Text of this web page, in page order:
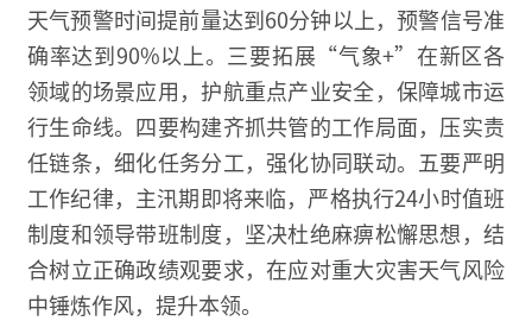
天气预警时间提前量达到60分钟以上，预警信号准
确率达到90%以上。三要拓展“气象+”在新区各
领域的场景应用，护航重点产业安全，保障城市运
行生命线。四要构建齐抓共管的工作局面，压实责
任链条，细化任务分工，强化协同联动。五要严明
工作纪律，主汛期即将来临，严格执行24小时值班
制度和领导带班制度，坚决杜绝麻痹松懈思想，结
合树立正确政绩观要求，在应对重大灾害天气风险
中锤炼作风，提升本领。